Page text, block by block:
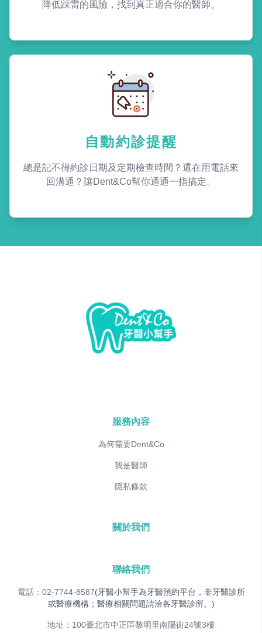
降低踩雷的風險，找到真正適合你的醫師。
自動約診提醒
總是記不得約診日期及定期檢查時間？還在用電話來
回溝通？讓Dent&Co幫你通通一指搞定。
服務內容
為何需要Dent&Co
我是醫師
隱私條款
關於我們
聯絡我們
電話：02-7744-8587(牙醫小幫手為牙醫預約平台，非牙醫診所
或醫療機構；醫療相關問題請洽各牙醫診所。)
地址：100臺北市中正區黎明里南陽街24號3樓